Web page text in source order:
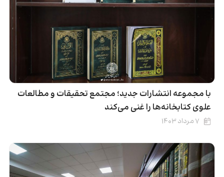
با مجموعه انتشارات جدید؛ مجتمع تحقیقات و مطالعات
علوی کتابخانه‌ها را غنی می‌کند
۷ مرداد ۱۴۰۳